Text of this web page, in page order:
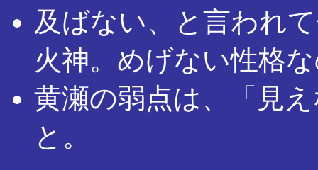
及ばない、と言われ
火神。めげない性格
黄瀬の弱点は、「見
と。